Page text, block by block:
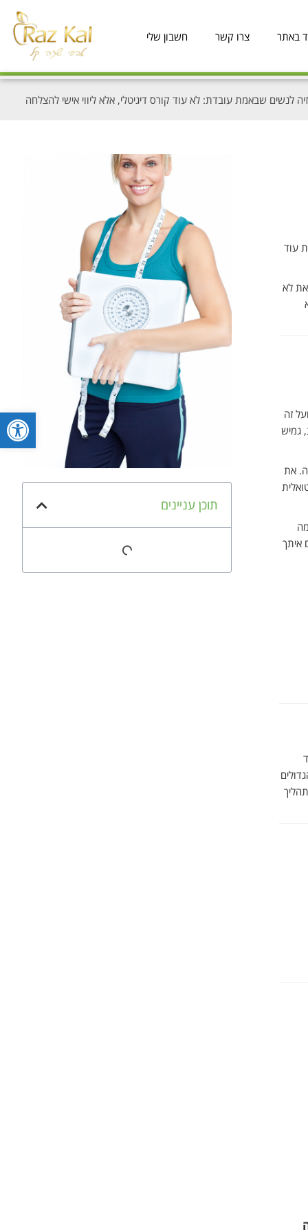
באתר צרו קשר חשבון שלי
לנשים שבאמת עובדת: לא עוד קורס דיגיטלי, אלא ליווי אישי להצלחה
עוד
לא
זה
גמיש
את
מה
איתך
תוכן עניינים
פתח